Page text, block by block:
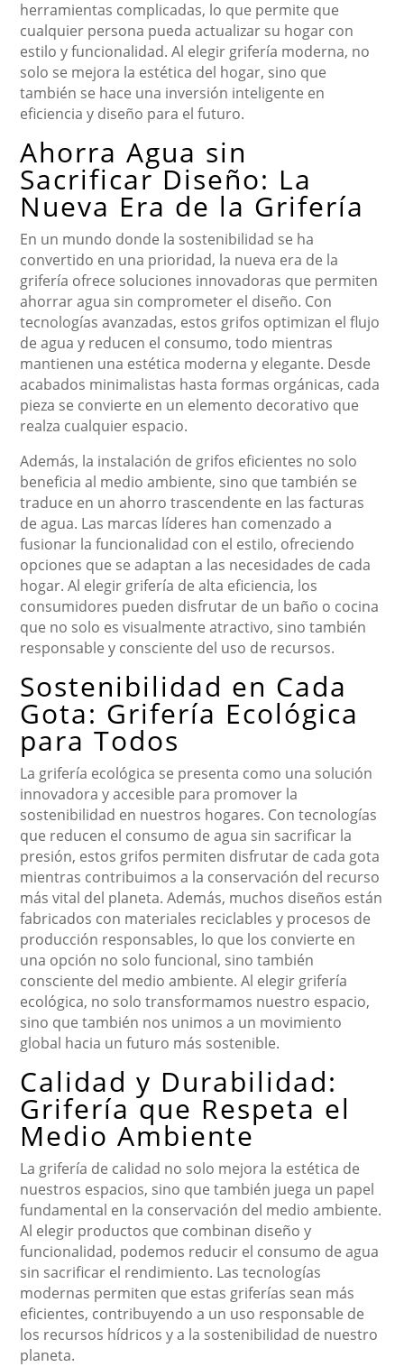
herramientas complicadas, lo que permite que
cualquier persona pueda actualizar su hogar con
estilo y funcionalidad. Al elegir grifería moderna, no
solo se mejora la estética del hogar, sino que
también se hace una inversión inteligente en
eficiencia y diseño para el futuro.
Ahorra Agua sin
Sacrificar Diseño: La
Nueva Era de la Grifería
En un mundo donde la sostenibilidad se ha
convertido en una prioridad, la nueva era de la
grifería ofrece soluciones innovadoras que permiten
ahorrar agua sin comprometer el diseño. Con
tecnologías avanzadas, estos grifos optimizan el flujo
de agua y reducen el consumo, todo mientras
mantienen una estética moderna y elegante. Desde
acabados minimalistas hasta formas orgánicas, cada
pieza se convierte en un elemento decorativo que
realza cualquier espacio.
Además, la instalación de grifos eficientes no solo
beneficia al medio ambiente, sino que también se
traduce en un ahorro trascendente en las facturas
de agua. Las marcas líderes han comenzado a
fusionar la funcionalidad con el estilo, ofreciendo
opciones que se adaptan a las necesidades de cada
hogar. Al elegir grifería de alta eficiencia, los
consumidores pueden disfrutar de un baño o cocina
que no solo es visualmente atractivo, sino también
responsable y consciente del uso de recursos.
Sostenibilidad en Cada
Gota: Grifería Ecológica
para Todos
La grifería ecológica se presenta como una solución
innovadora y accesible para promover la
sostenibilidad en nuestros hogares. Con tecnologías
que reducen el consumo de agua sin sacrificar la
presión, estos grifos permiten disfrutar de cada gota
mientras contribuimos a la conservación del recurso
más vital del planeta. Además, muchos diseños están
fabricados con materiales reciclables y procesos de
producción responsables, lo que los convierte en
una opción no solo funcional, sino también
consciente del medio ambiente. Al elegir grifería
ecológica, no solo transformamos nuestro espacio,
sino que también nos unimos a un movimiento
global hacia un futuro más sostenible.
Calidad y Durabilidad:
Grifería que Respeta el
Medio Ambiente
La grifería de calidad no solo mejora la estética de
nuestros espacios, sino que también juega un papel
fundamental en la conservación del medio ambiente.
Al elegir productos que combinan diseño y
funcionalidad, podemos reducir el consumo de agua
sin sacrificar el rendimiento. Las tecnologías
modernas permiten que estas griferías sean más
eficientes, contribuyendo a un uso responsable de
los recursos hídricos y a la sostenibilidad de nuestro
planeta.